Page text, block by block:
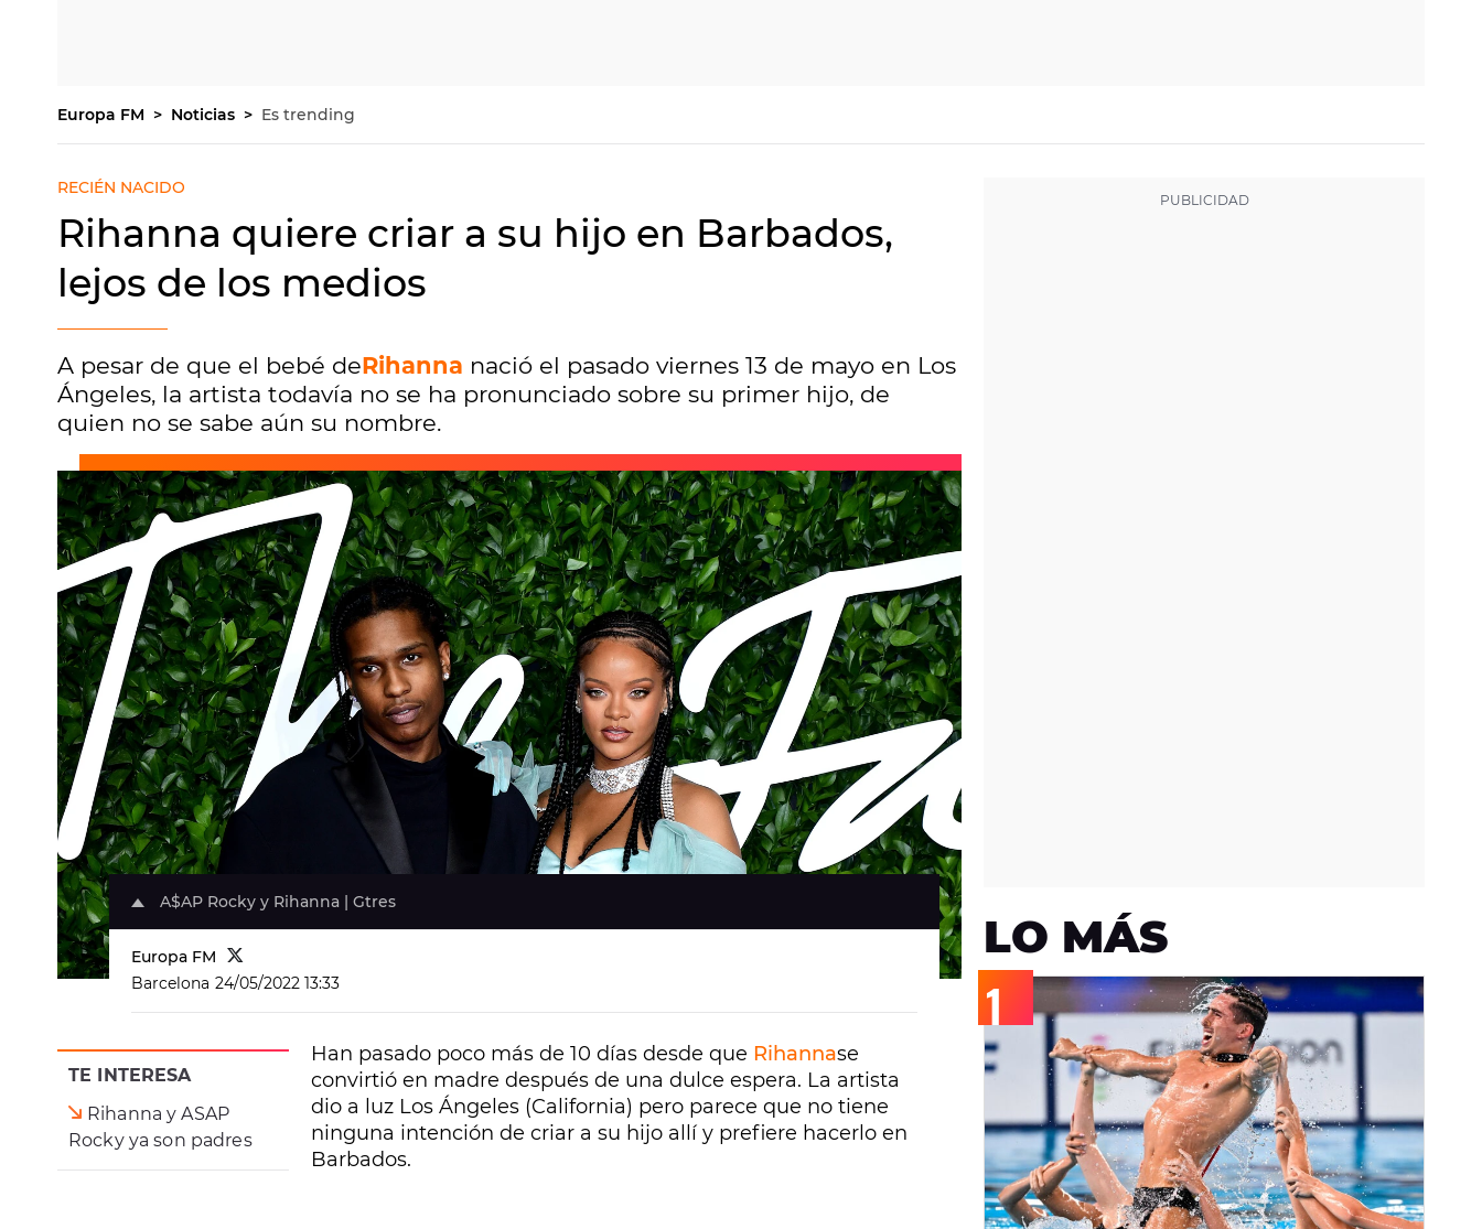
Europa FM Noticias Es trending
RECIÉN NACIDO
Rihanna quiere criar a su hijo en Barbados,
lejos de los medios
A pesar de que el bebé deRihanna nació el pasado viernes 13 de mayo en Los
Ángeles, la artista todavía no se ha pronunciado sobre su primer hijo, de
quien no se sabe aún su nombre.
A$AP Rocky y Rihanna | Gtres
Europa FM
Barcelona 24/05/2022 13:33
TE INTERESA
Rihanna y ASAP
Rocky ya son padres
Han pasado poco más de 10 días desde que Rihannase
convirtió en madre después de una dulce espera. La artista
dio a luz Los Ángeles (California) pero parece que no tiene
ninguna intención de criar a su hijo allí y prefiere hacerlo en
Barbados.
LO MÁS